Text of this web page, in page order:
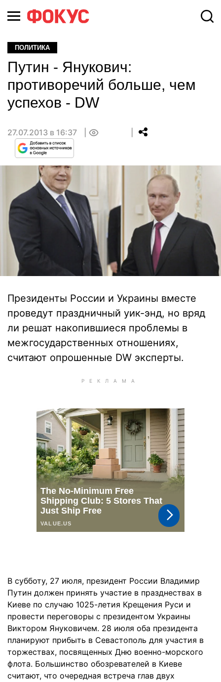
ПОЛИТИКА
Путин - Янукович:
противоречий больше, чем
успехов - DW
27.07.2013 в 16:37
Президенты России и Украины вместе
проведут праздничный уик-энд, но вряд
ли решат накопившиеся проблемы в
межгосударственных отношениях,
считают опрошенные DW эксперты.
В субботу, 27 июля, президент России Владимир
Путин должен принять участие в празднествах в
Киеве по случаю 1025-летия Крещения Руси и
провести переговоры с президентом Украины
Виктором Януковичем. 28 июля оба президента
планируют прибыть в Севастополь для участия в
торжествах, посвященных Дню военно-морского
флота. Большинство обозревателей в Киеве
считают, что очередная встреча глав двух